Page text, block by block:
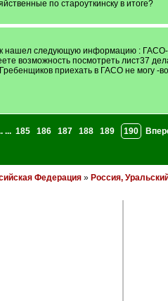
по староуткинску в итоге?
следующую информацию : ГАСО-
возможность посмотреть лист37
приехать в ГАСО не могу -
... 185 186 187 188 189 190
Федерация» Россия,